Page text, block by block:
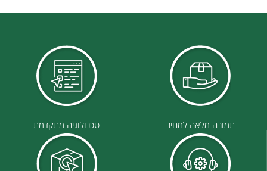
תמורה מלאה למחיר טכנולוגיה מתקדמת